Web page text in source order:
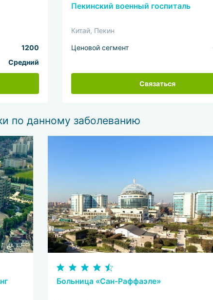
1200
Средний
Пекинский военный госпиталь
Китай, Пекин
Ценовой сегмент
Связаться
по данному заболеванию
Больница «Сан-Раффаэле»